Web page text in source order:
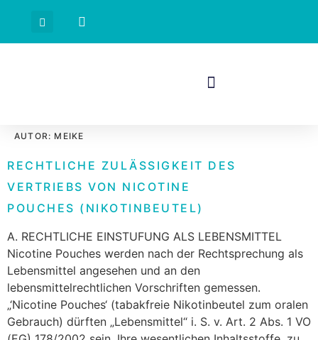
AUTOR: MEIKE
RECHTLICHE ZULÄSSIGKEIT DES
VERTRIEBS VON NICOTINE
POUCHES (NIKOTINBEUTEL)
A. RECHTLICHE EINSTUFUNG ALS LEBENSMITTEL
Nicotine Pouches werden nach der Rechtsprechung als
Lebensmittel angesehen und an den
lebensmittelrechtlichen Vorschriften gemessen.
„‘Nicotine Pouches‘ (tabakfreie Nikotinbeutel zum oralen
Gebrauch) dürften „Lebensmittel“ i. S. v. Art. 2 Abs. 1 VO